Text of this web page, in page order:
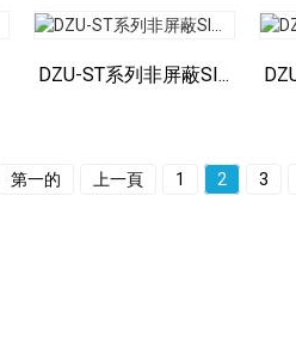
DZU-ST系列非屏蔽SI...
第一的 上一頁 1 2 3